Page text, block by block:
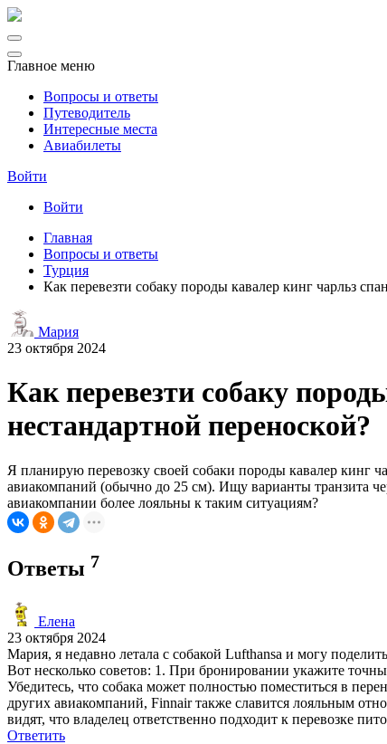
Главное меню
Вопросы и ответы
Путеводитель
Интересные места
Авиабилеты
Войти
Войти
Главная
Вопросы и ответы
Турция
Как перевезти собаку породы кавалер кинг чарльз
Мария
23 октября 2024
Как перевезти собаку
нестандартной переноской?
Я планирую перевозку своей собаки породы кавалер кинг
авиакомпаний (обычно до 25 см). Ищу варианты транзита
авиакомпании более лояльны к таким ситуациям?
Ответы 7
Елена
23 октября 2024
Мария, я недавно летала с собакой Lufthansa и могу
Вот несколько советов: 1. При бронировании укажите
Убедитесь, что собака может полностью поместиться в
других авиакомпаний, Finnair также славится лояльным
видят, что владелец ответственно подходит к перевозке
Ответить